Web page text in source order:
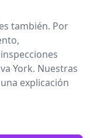
también. Por
York. Nuestras
explicación